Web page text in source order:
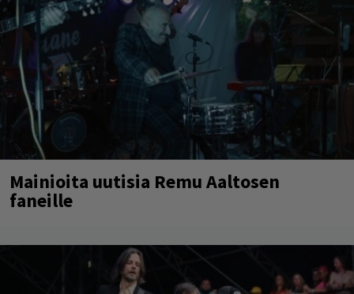
Mainioita uutisia Remu Aaltosen
faneille